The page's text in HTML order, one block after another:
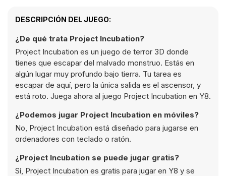
DESCRIPCIÓN DEL JUEGO:
¿De qué trata Project Incubation?
Project Incubation es un juego de terror 3D donde
tienes que escapar del malvado monstruo. Estás en
algún lugar muy profundo bajo tierra. Tu tarea es
escapar de aquí, pero la única salida es el ascensor, y
está roto. Juega ahora al juego Project Incubation en Y8.
¿Podemos jugar Project Incubation en móviles?
No, Project Incubation está diseñado para jugarse en
ordenadores con teclado o ratón.
¿Project Incubation se puede jugar gratis?
Sí, Project Incubation es gratis para jugar en Y8 y se